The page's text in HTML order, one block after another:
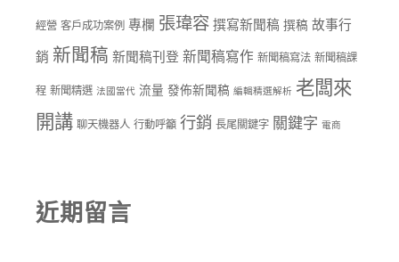
經營 客戶成功案例 專欄 張瑋容 撰寫新聞稿 撰稿 故事行
銷 新聞稿 新聞稿刊登 新聞稿寫作 新聞稿寫法 新聞稿課
程 新聞精選 法國當代 流量 發佈新聞稿 編輯精選解析 老闆來
開講 聊天機器人 行動呼籲 行銷 長尾關鍵字 關鍵字 電商
近期留言